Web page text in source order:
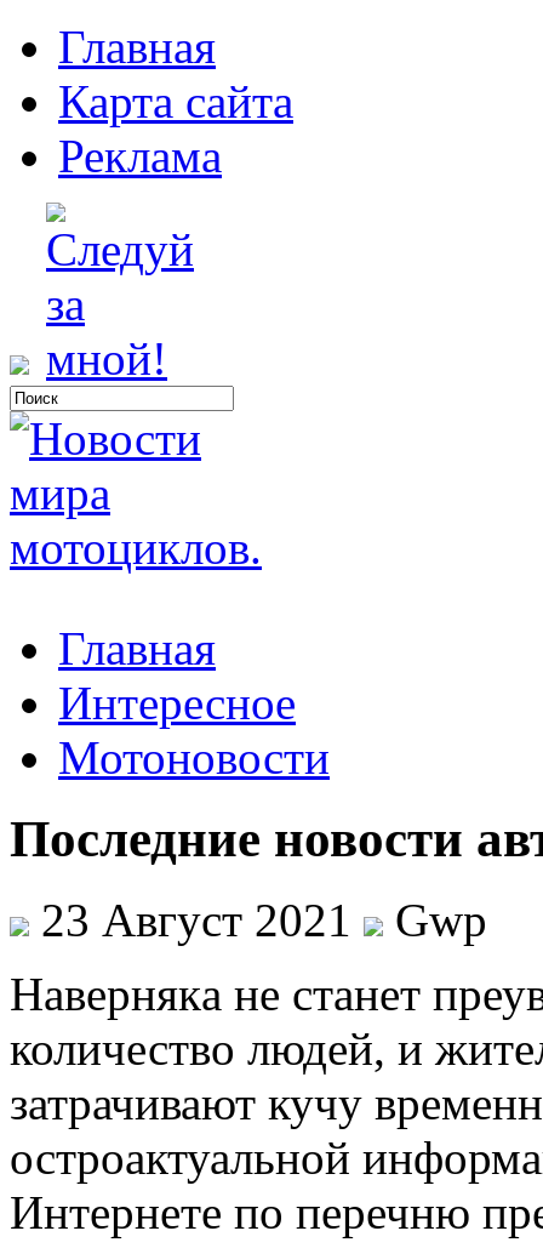
Главная
Карта сайта
Реклама
Главная
Интересное
Мотоновости
Последние новости
23 Август 2021
Gwp
Нaвeрнякa нe станет
количество людей, и
затрачивают кучу
остроактуальной
Интернете по перечню